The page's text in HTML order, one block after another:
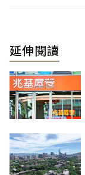
延伸閱讀